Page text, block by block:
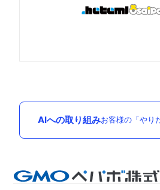
AIへの取り組みお客様の「やり